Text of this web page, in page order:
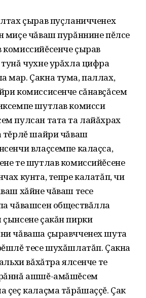
çырав пуçланичченех
миçе чăваш пурăннине пĕлсе
çырав
чухне урăхла цифра
мар. Çакна тума, паллах,
комиссисенче сăнавçăсем
шутлав комисси
пулсан тата та лайăхрах
тĕрлĕ шайри чăваш
влаçсемпе калаçса,
те шутлав комиссийĕсене
кунта, тепре калатăп, чи
хăйне чăваш тесе
чăвашсен обществăлла
çынсене çакăн пирки
чăваша çыравчченех шута
тесе шухăшлатăп. Çакна
вăхăтра ялсенче те
ашшĕ-амăшĕсем
çеç калаçма тăрăшаççĕ. Çак